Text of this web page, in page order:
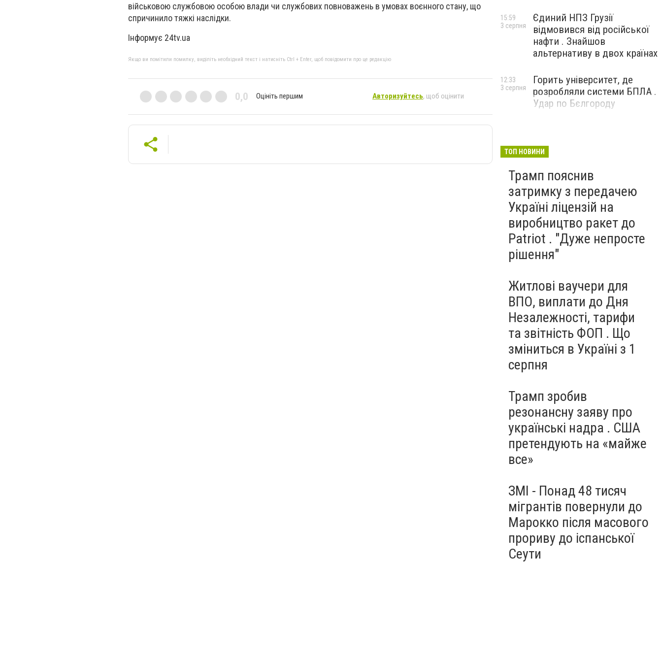
військовою службовою особою влади чи службових повноважень в умовах воєнного стану, що
спричинило тяжкі наслідки.
Інформує 24tv.ua
Якщо ви помітили помилку, виділіть необхідний текст і натисніть Ctrl + Enter, щоб повідомити про це редакцію
0,0 Оцініть першим Авторизуйтесь, щоб оцінити
Єдиний НПЗ Грузії
відмовився від російської
нафти . Знайшов
альтернативу в двох країнах
15:59
3 серпня
Горить університет, де
розробляли системи БПЛА .
Удар по Бєлгороду
12:33
3 серпня
ТОП НОВИНИ
Трамп пояснив
затримку з передачею
Україні ліцензій на
виробництво ракет до
Patriot . "Дуже непросте
рішення"
Житлові ваучери для
ВПО, виплати до Дня
Незалежності, тарифи
та звітність ФОП . Що
зміниться в Україні з 1
серпня
Трамп зробив
резонансну заяву про
українські надра . США
претендують на «майже
все»
ЗМІ - Понад 48 тисяч
мігрантів повернули до
Марокко після масового
прориву до іспанської
Сеути